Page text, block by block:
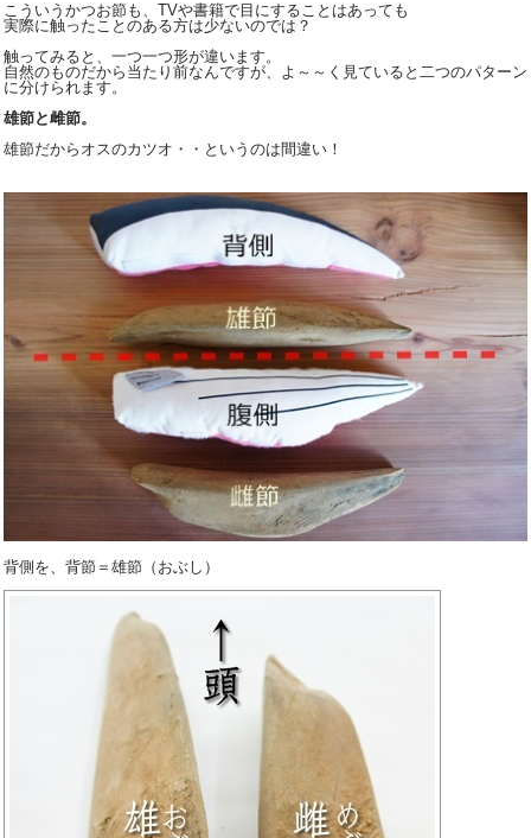
こういうかつお節も、TVや書籍で目にすることはあっても
実際に触ったことのある方は少ないのでは？
触ってみると、一つ一つ形が違います。
自然のものだから当たり前なんですが、よ～～く見ていると二つのパターン
に分けられます。
雄節と雌節。
雄節だからオスのカツオ・・というのは間違い！
背側を、背節＝雄節（おぶし）